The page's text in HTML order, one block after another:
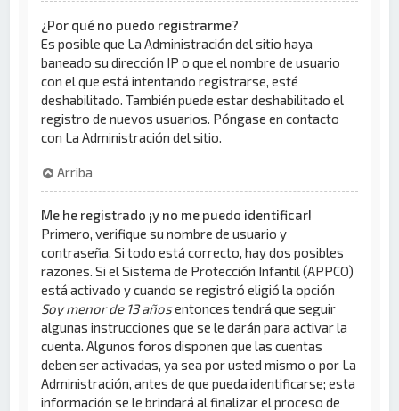
¿Por qué no puedo registrarme?
Es posible que La Administración del sitio haya
baneado su dirección IP o que el nombre de usuario
con el que está intentando registrarse, esté
deshabilitado. También puede estar deshabilitado el
registro de nuevos usuarios. Póngase en contacto
con La Administración del sitio.
Arriba
Me he registrado ¡y no me puedo identificar!
Primero, verifique su nombre de usuario y
contraseña. Si todo está correcto, hay dos posibles
razones. Si el Sistema de Protección Infantil (APPCO)
está activado y cuando se registró eligió la opción
Soy menor de 13 añosentonces tendrá que seguir
algunas instrucciones que se le darán para activar la
cuenta. Algunos foros disponen que las cuentas
deben ser activadas, ya sea por usted mismo o por La
Administración, antes de que pueda identificarse; esta
información se le brindará al finalizar el proceso de